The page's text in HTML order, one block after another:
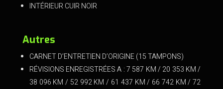
INTÉRIEUR CUIR NOIR
Autres
CARNET D’ENTRETIEN D’ORIGINE (15 TAMPONS)
RÉVISIONS ENREGISTRÉES A : 7 587 KM / 20 353 KM /
38 096 KM / 52 992 KM / 61 437 KM / 66 742 KM / 72